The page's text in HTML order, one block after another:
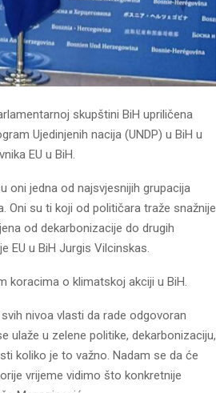
skupštini BiH upriličena
Ujedinjenih nacija (UNDP) u BiH u
EU u BiH.
oni jedna od najsvjesnijih grupacija
Oni su ti koji od političara traže snažnije
od dekarbonizacije do drugih
EU u BiH Jurgis Vilcinskas.
koracima o klimatskoj akciji u BiH.
nivoa vlasti da rade odgovoran
ulaže u zelene politike, dekarbonizaciju,
koliko je to važno. Nadam se da će
vrijeme vidimo što konkretnije